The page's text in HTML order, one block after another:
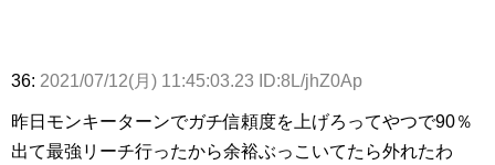
36: 2021/07/12(月) 11:45:03.23 ID:8L/jhZ0Ap
昨日モンキーターンでガチ信頼度を上げろってやつで90％
出て最強リーチ行ったから余裕ぶっこいてたら外れたわ